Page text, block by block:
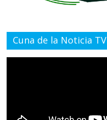
Cuna de la Noticia TV